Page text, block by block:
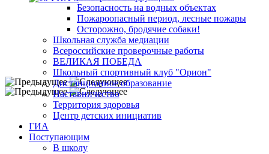
Безопасность на водных объектах
Пожароопасный период, лесные пожары
Осторожно, бродячие собаки!
Школьная служба медиации
Всероссийские проверочные работы
ВЕЛИКАЯ ПОБЕДА
Школьный спортивный клуб "Орион"
Дистанционное образование
Наставничество
Территория здоровья
Центр детских инициатив
ГИА
Поступающим
В школу